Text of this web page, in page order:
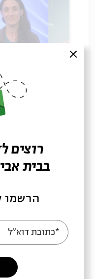
מדוע נבחר
גילי
סוגיית
גילי
סגור
רוצים
בבית
הרשמו
*כתובת דוא"ל